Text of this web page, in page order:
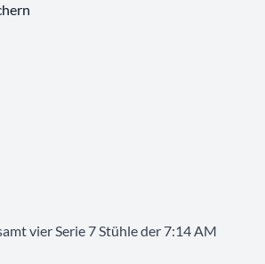
vier Serie 7 Stühle der 7:14 AM